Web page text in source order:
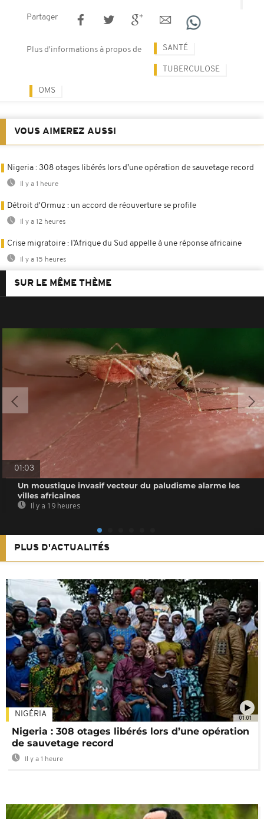
Partager
Plus d'informations à propos de SANTÉ
TUBERCULOSE
OMS
VOUS AIMEREZ AUSSI
Nigeria : 308 otages libérés lors d’une opération de sauvetage record
Il y a 1 heure
Détroit d'Ormuz : un accord de réouverture se profile
Il y a 12 heures
Crise migratoire : l’Afrique du Sud appelle à une réponse africaine
Il y a 15 heures
SUR LE MÊME THÈME
01:03
Un moustique invasif vecteur du paludisme alarme les
villes africaines
Il y a 19 heures
PLUS D'ACTUALITÉS
01:01
NIGÉRIA
Nigeria : 308 otages libérés lors d’une opération
de sauvetage record
Il y a 1 heure